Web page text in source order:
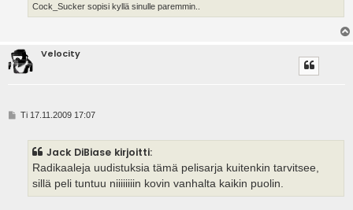
Cock_Sucker sopisi kyllä sinulle paremmin..
Velocity
VTi 17.11.2009 17:07
Jack DiBiase kirjoitti:
Radikaaleja uudistuksia tämä pelisarja kuitenkin tarvitsee,
sillä peli tuntuu niiiiiiiin kovin vanhalta kaikin puolin.